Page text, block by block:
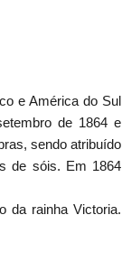
e América do Sul
de 1864 e
sendo atribuído
de sóis. Em 1864
da rainha Victoria.